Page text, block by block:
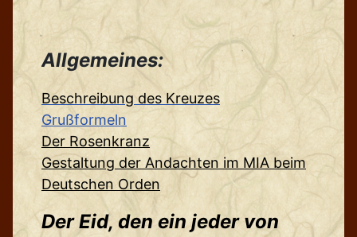
Allgemeines:
Beschreibung des Kreuzes
Grußformeln
Der Rosenkranz
Gestaltung der Andachten im MIA beim
Deutschen Orden
Der Eid, den ein jeder von